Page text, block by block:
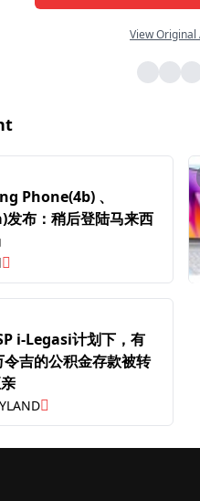
View
Phone(4b) 、
发布：稍后登陆马来西
i-Legasi计划下，有
吉的公积金存款被转